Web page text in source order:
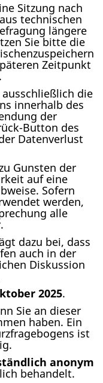
Sitzung nach
technischen
längere
Sie bitte die
Zeitpunkt
die
innerhalb des
der
Button des
Datenverlust
Gunsten der
auf eine
Sofern
werden,
alle
dazu bei, dass
auch in der
Diskussion
2025.
Sie an dieser
haben. Ein
ist
anonym
behandelt.